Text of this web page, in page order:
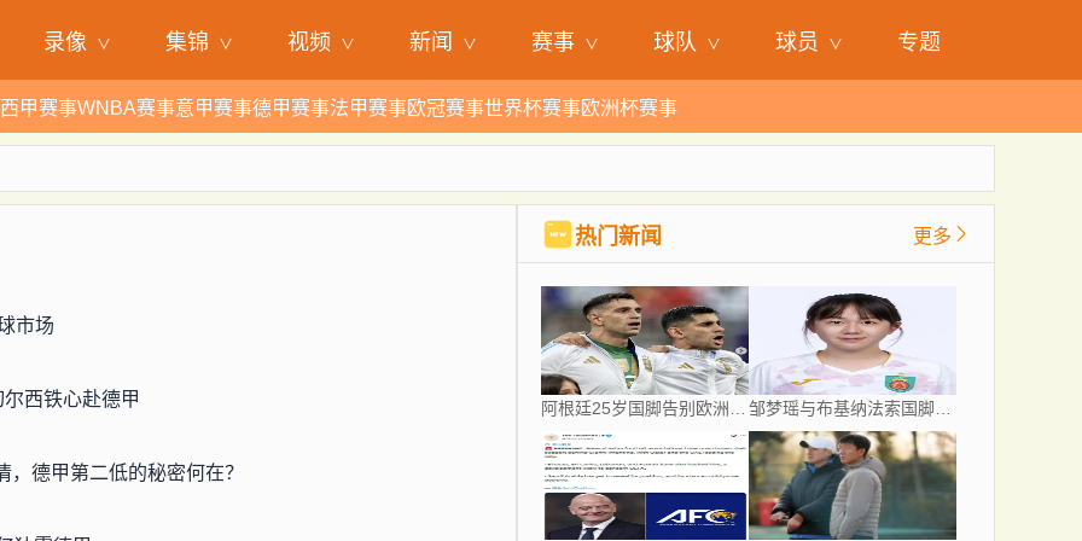
录像 集锦 视频 新闻 赛事 球队 球员 专题
西甲赛事WNBA赛事意甲赛事德甲赛事法甲赛事欧冠赛事世界杯赛事欧洲杯赛事
市场
西铁心赴德甲
德甲第二低的秘密何在？
热门新闻 更多